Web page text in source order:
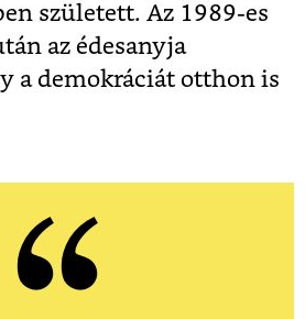
született. Az 1989-es
az édesanyja
a demokráciát otthon is